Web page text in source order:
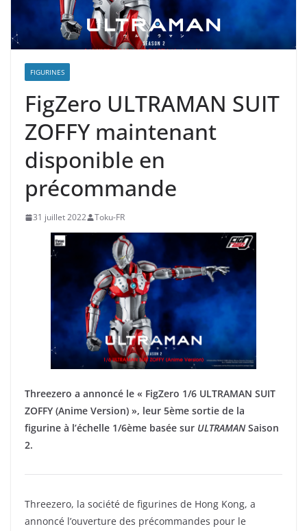
FIGURINES
FigZero ULTRAMAN SUIT
ZOFFY maintenant
disponible en
précommande
31 juillet 2022 Toku-FR
Threezero a annoncé le « FigZero 1/6 ULTRAMAN SUIT
ZOFFY (Anime Version) », leur 5ème sortie de la
figurine à l’échelle 1/6ème basée sur ULTRAMANSaison
2.
Threezero, la société de figurines de Hong Kong, a
annoncé l’ouverture des précommandes pour le